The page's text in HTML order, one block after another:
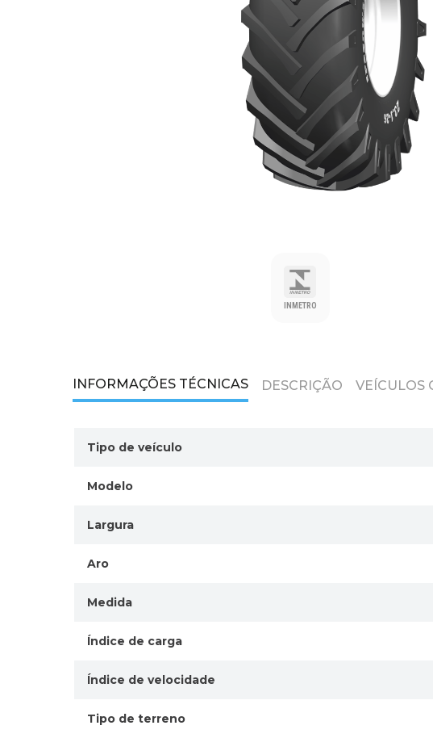
INMETRO
INFORMAÇÕES TÉCNICAS DESCRIÇÃO VEÍCULOS
Tipo de veículo
Modelo
Largura
Aro
Medida
Índice de carga
Índice de velocidade
Tipo de terreno